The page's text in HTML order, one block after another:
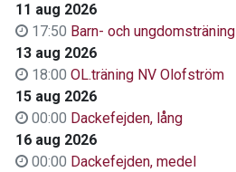
11 aug 2026
17:50 Barn- och ungdomsträning
13 aug 2026
18:00 OL.träning NV Olofström
15 aug 2026
00:00 Dackefejden, lång
16 aug 2026
00:00 Dackefejden, medel